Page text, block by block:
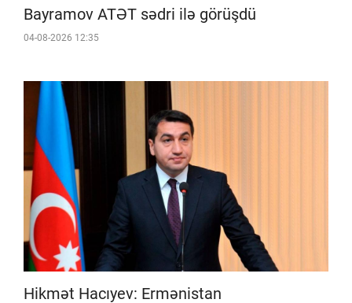
Bayramov ATƏT sədri ilə görüşdü
04-08-2026 12:35
Hikmət Hacıyev: Ermənistan